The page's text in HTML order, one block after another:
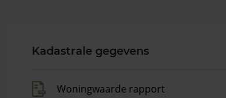
Kadastrale gegevens
Woningwaarde rapport